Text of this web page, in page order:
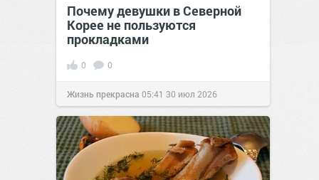
Почему девушки в Северной
Корее не пользуются
прокладками
0 0
Жизнь прекрасна 05:41 30 июл 2026